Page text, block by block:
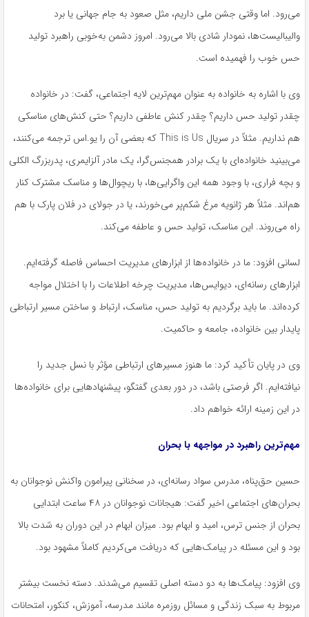
می‌رود. اما وقتی جشن ملی داریم، مثل صعود به جام جهانی یا برد
والیبالیست‌ها، نمودار شادی بالا می‌رود. امروز دشمن به‌خوبی راهبرد تولید
حس خوب را فهمیده است.
وی با اشاره به خانواده به عنوان مهم‌ترین لایه اجتماعی، گفت: در خانواده
چقدر تولید حس داریم؟ چقدر کنش عاطفی داریم؟ حتی کنش‌های مناسکی
هم نداریم. مثلاً در سریال This is Us که بعضی آن را
یو.اس ترجمه می‌کنند،
می‌بینید خانواده‌ای با یک برادر همجنس‌گرا، یک مادر آلزایمری، پدربزرگ الکلی
و بچه فراری، با وجود همه این واگرایی‌ها، با ریچوال‌ها و مناسک مشترک کنار
هم‌اند. مثلاً هر ژانویه مرغ شکم‌پر می‌خورند، یا در جولای در فلان پارک با هم
راه می‌روند. این مناسک، تولید حس و عاطفه می‌کند.
لسانی افزود: ما در خانواده‌ها از ابزارهای مدیریت احساس فاصله گرفته‌ایم.
ابزارهای رسانه‌ای، دیوایس‌ها، مدیریت چرخه اطلاعات را با اختلال مواجه
کرده‌اند. ما باید برگردیم به تولید حس، مناسک، ارتباط و ساختن مسیر ارتباطی
پایدار بین خانواده، جامعه و حاکمیت.
وی در پایان تأکید کرد: ما هنوز مسیرهای ارتباطی مؤثر با نسل جدید را
نیافته‌ایم. اگر فرصتی باشد، در دور بعدی گفتگو، پیشنهادهایی برای خانواده‌ها
در این زمینه ارائه خواهم داد.
مهم‌ترین راهبرد در مواجهه با بحران
حسین حق‌پناه، مدرس سواد رسانه‌ای، در سخنانی پیرامون واکنش نوجوانان به
بحران‌های اجتماعی اخیر گفت: هیجانات نوجوانان در ۴۸ ساعت ابتدایی
بحران از جنس ترس، امید و ابهام بود. میزان ابهام در این دوران به شدت بالا
بود و این مسئله در پیامک‌هایی که دریافت می‌کردیم کاملاً مشهود بود.
وی افزود: پیامک‌ها به دو دسته اصلی تقسیم می‌شدند. دسته نخست بیشتر
مربوط به سبک زندگی و مسائل روزمره مانند مدرسه، آموزش، کنکور، امتحانات